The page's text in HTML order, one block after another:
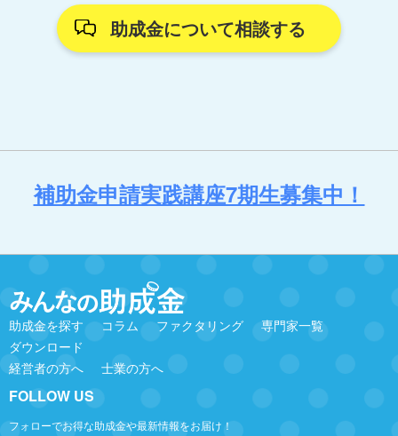
助成金について相談する
補助金申請実践講座7期生募集中！
助成金を探す コラム ファクタリング
専門家一覧
ダウンロード
経営者の方へ
士業の方へ
FOLLOW US
フォローでお得な助成金や最新情報をお届け！